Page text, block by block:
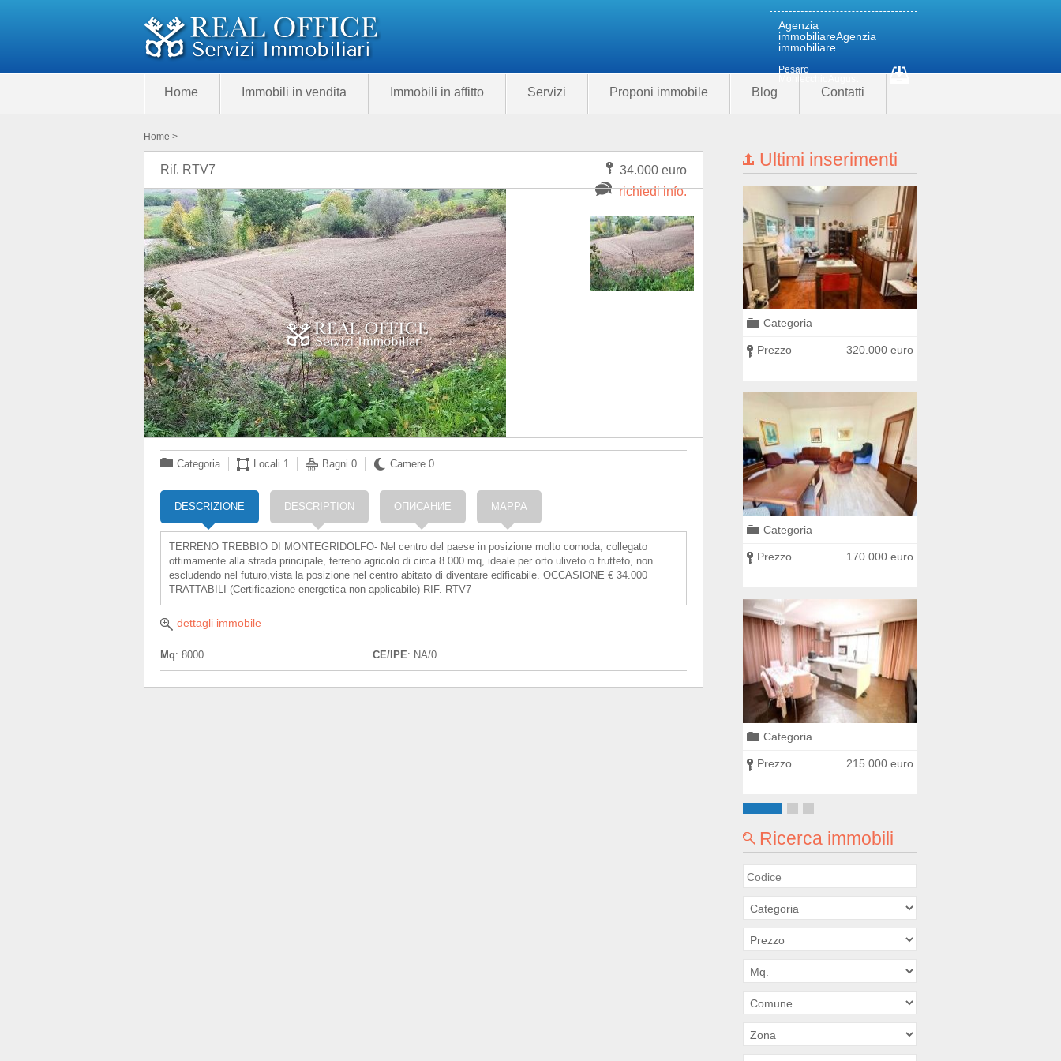
Agenzia
immobiliareAgenzia
immobiliare
Pesaro
Home Immobili in vendita Immobili in affitto Servizi Proponi immobile Blog Contatti
Home >
Rif. RTV7
34.000 euro
richiedi info.
Categoria Locali 1 Bagni 0 Camere 0
DESCRIZIONE DESCRIPTION ОПИСАНИЕ MAPPA
TERRENO TREBBIO DI MONTEGRIDOLFO- Nel centro del paese in posizione molto comoda, collegato
ottimamente alla strada principale, terreno agricolo di circa 8.000 mq, ideale per orto uliveto o frutteto, non
escludendo nel futuro,vista la posizione nel centro abitato di diventare edificabile. OCCASIONE € 34.000
TRATTABILI (Certificazione energetica non applicabile) RIF. RTV7
dettagli immobile
Mq: 8000 CE/IPE: NA/0
Ultimi inserimenti
Categoria
Prezzo
Categoria
Prezzo 320.000 euro
Categoria
Prezzo 170.000 euro
Categoria
Prezzo 215.000 euro
Ricerca immobili